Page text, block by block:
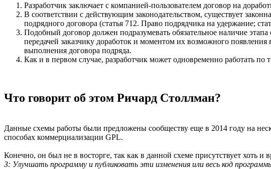
Разработчик заключает с компанией-пользователем договор на
В соответствии с действующим законодательством, существует
подрядного договора (статья 712. Право подрядчика на удержание;
Подобный договор должен подразумевать обязательное наличие
передачей заказчику доработок и моментом их возможного
выполнения договора подряда.
Как и в первом случае, разработчик может одновременно работать
Что говорит об этом Ричард Столлман?
Данные схемы работы были предложены сообществу еще в 2014 году на
способах коммерциализации GPL.
Конечно, он был не в восторге, так как в данной схеме присутствует хоть
3: Улучшать программу и публиковать эти изменения или весь код